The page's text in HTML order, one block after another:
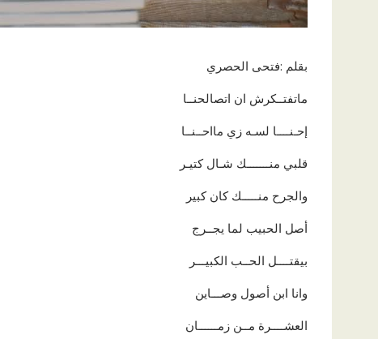
بقلم :فتحى الحصري
ماتفتــكرش ان اتصالحنــا
إحـنــــا لسـه زي مااحــنــا
قلبي منـــــــك شـال كتيـر
والجرح منـــــك كان كبير
أصل الحبيب لما يجــرج
بيقتــــل الحــب الكبيـــر
وانا ابن أصول وصـــاين
العشــــرة مــن زمــــــان